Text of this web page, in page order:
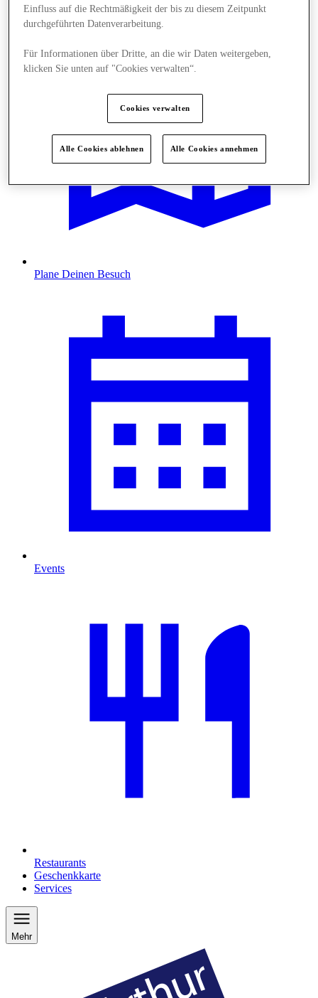
Plane Deinen Besuch
Events
Restaurants
Geschenkkarte
Services
Mehr
Einfluss auf die Rechtmäßigkeit der bis zu diesem Zeitpunkt
durchgeführten Datenverarbeitung.
Für Informationen über Dritte, an die wir Daten weitergeben,
klicken Sie unten auf "Cookies verwalten“.
Cookies verwalten
Alle Cookies ablehnen Alle Cookies annehmen